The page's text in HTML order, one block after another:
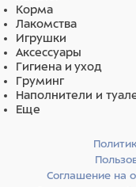
Корма
Лакомства
Игрушки
Аксессуары
Гигиена и уход
Груминг
Наполнители и
Еще
Соглашение на